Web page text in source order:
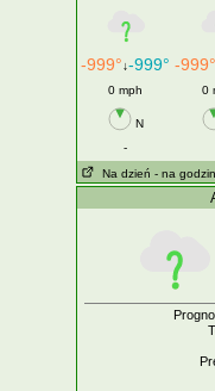
-999°↓-999° -999°
0 mph 0
N
-
Na dzień - na